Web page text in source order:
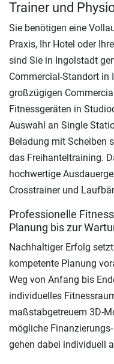
Trainer und
Sie benötigen eine
Praxis, Ihr Hotel oder
sind Sie in Ingolstadt
Commercial-Standort in
großzügigen
Fitnessgeräten in
Auswahl an Single
Beladung mit Scheiben
das Freihanteltraining.
hochwertige
Crosstrainer und
Professionelle
Planung bis zur
Nachhaltiger Erfolg
kompetente Planung
Weg von Anfang bis
individuelles
maßstabgetreuem 3D-
mögliche
gehen dabei individuell